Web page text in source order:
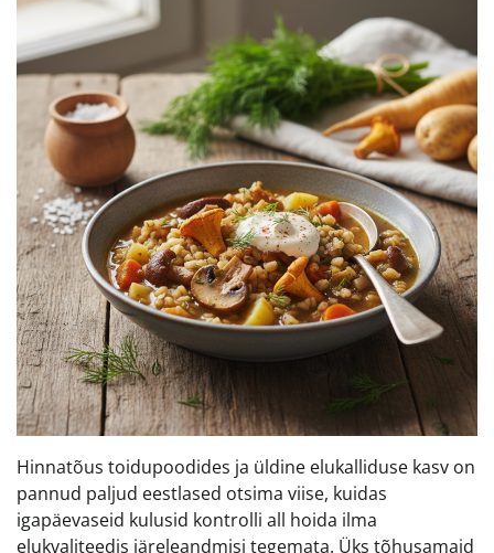
Hinnatõus toidupoodides ja üldine elukalliduse kasv on
pannud paljud eestlased otsima viise, kuidas
igapäevaseid kulusid kontrolli all hoida ilma
elukvaliteedis järeleandmisi tegemata. Üks tõhusamaid